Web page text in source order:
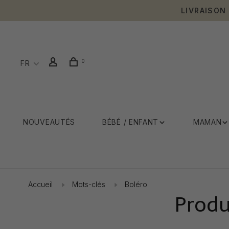
LIVRAISON
FR 0
NOUVEAUTÉS BÉBÉ / ENFANT MAMAN
Accueil Mots-clés Boléro